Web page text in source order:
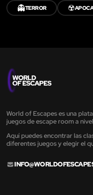
👻TERROR ☢️
World of Escapes es una
juegos de escape room a
Aquí puedes encontrar las
diferentes juegos y elegir el